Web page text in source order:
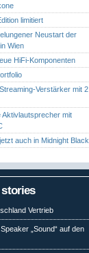
limitiert
Neustart der
Wien
HiFi-Komponenten
Verstärker mit 2
Aktivlautsprecher mit
auch in Midnight Black
Vertrieb
„Sound“ auf den